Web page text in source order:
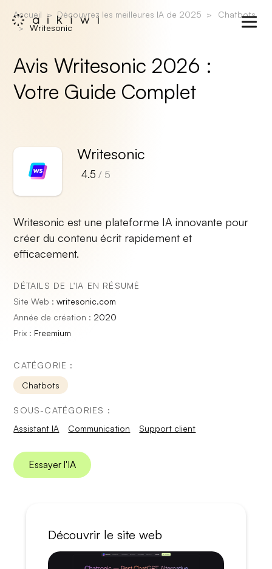
Accueil Découvrez les meilleures IA de 2025
Chatbots
Writesonic
Avis Writesonic 2026 :
Votre Guide Complet
Writesonic
4.5 / 5
Writesonic est une plateforme IA innovante pour
créer du contenu écrit rapidement et
efficacement.
DÉTAILS DE L'IA EN RÉSUMÉ
Site Web :writesonic.com
Année de création : 2020
Prix : Freemium
CATÉGORIE :
Chatbots
SOUS-CATÉGORIES :
Assistant IA
Communication Support client
Essayer l'IA
Découvrir le site web